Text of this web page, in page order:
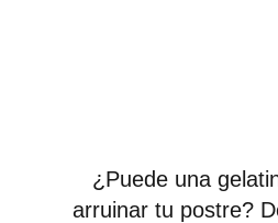
¿Puede una
arruinar tu postre?